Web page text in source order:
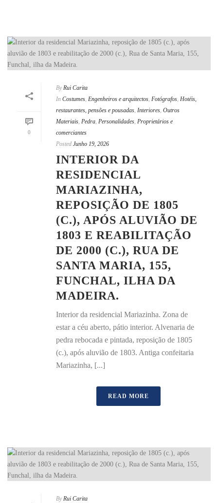
0
By Rui Carita
In Costumes, Engenheiros e arquitectos, Fotógrafos, Hotéis,
restaurantes, pensões e pousadas, Interiores, Outros
Materiais, Pedra, Personalidades, Proprietários e
comerciantes
Posted Junho 19, 2026
INTERIOR DA
RESIDENCIAL
MARIAZINHA,
REPOSIÇÃO DE 1805
(C.), APÓS ALUVIÃO DE
1803 E REABILITAÇÃO
DE 2000 (C.), RUA DE
SANTA MARIA, 155,
FUNCHAL, ILHA DA
MADEIRA.
Interior da residencial Mariazinha. Zona de
estar a céu aberto, pátio interior. Alvenaria de
pedra rebocada e pintada, reposição de 1805
(c.), após aluvião de 1803. Antiga confeitaria
Mariazinha, [...]
READ MORE
By Rui Carita